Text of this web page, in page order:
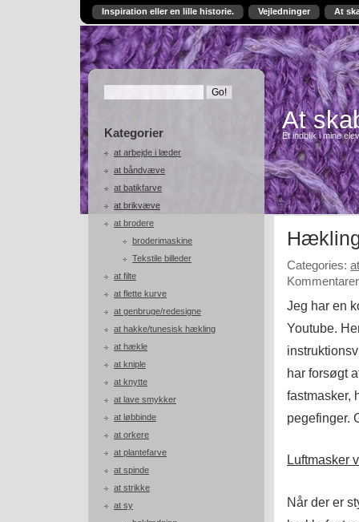
Inspiration eller en lille historie. Vejledninger At
Kategorier
at arbejde i læder
at båndvæve
at batikfarve
at brikvæve
at brodere
broderimaskine
Tekstile billeder
at filte
at flette kurve
at genbruge/redesigne
at hakke/tunesisk hækling
at hækle
at kniple
at knytte
at lave smykker
at løbbinde
at orkere
at plantefarve
at spinde
at strikke
at sy
At
Et indblik i mine
Categories:
Jeg har en
Youtube.
har forsøgt
fastmasker,
pegefinger.
Luftmasker
Når der er